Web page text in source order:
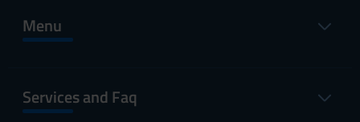
Menu
Services and Faq